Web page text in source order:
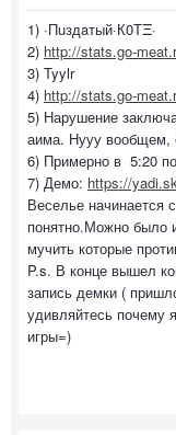
1) ·Пuздaтый·К0ТΞ·
2) http://stats.go-
3) Tyylr
4) http://stats.go-
5) Нарушение
аима. Нууу вообщем,
6) Примерно в 5:20
7) Демо: https://
Веселье начинается
понятно.Можно было
мучить которые
P.s. В конце вышел
запись демки (
удивляйтесь
игры=)